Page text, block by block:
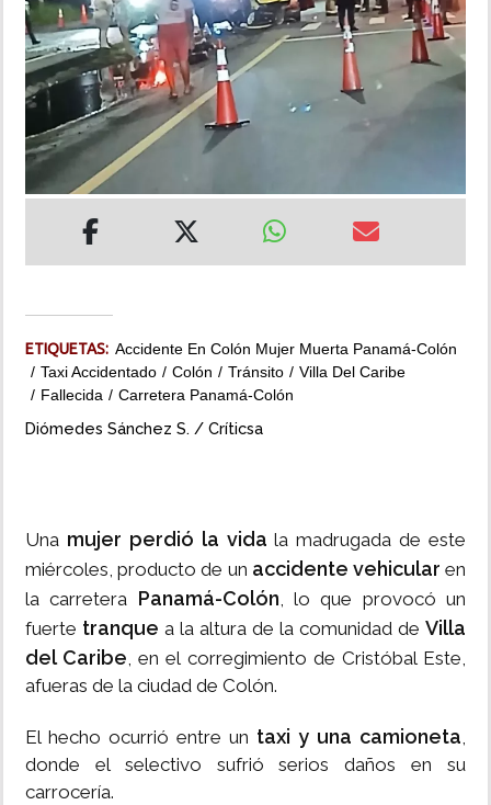
MUNDO
INSÓLITAS
MULTIMEDIA
IMPRESO
ETIQUETAS: Accidente En Colón Mujer Muerta Panamá-Colón
Taxi Accidentado
Colón Tránsito
Villa Del Caribe
Fallecida
Carretera Panamá-Colón
Diómedes Sánchez S. / Críticsa
Una mujer perdió la vida la madrugada de este
miércoles, producto de un accidente vehicular en
la carretera Panamá-Colón, lo que provocó un
fuerte tranque a la altura de la comunidad de Villa
del Caribe, en el corregimiento de Cristóbal Este,
afueras de la ciudad de Colón.
El hecho ocurrió entre un taxi y una camioneta,
donde el selectivo sufrió serios daños en su
carrocería.